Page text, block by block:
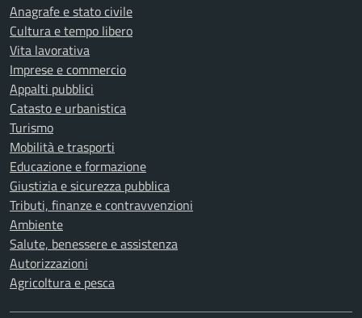
Anagrafe e stato civile
Cultura e tempo libero
Vita lavorativa
Imprese e commercio
Appalti pubblici
Catasto e urbanistica
Turismo
Mobilità e trasporti
Educazione e formazione
Giustizia e sicurezza pubblica
Tributi, finanze e contravvenzioni
Ambiente
Salute, benessere e assistenza
Autorizzazioni
Agricoltura e pesca